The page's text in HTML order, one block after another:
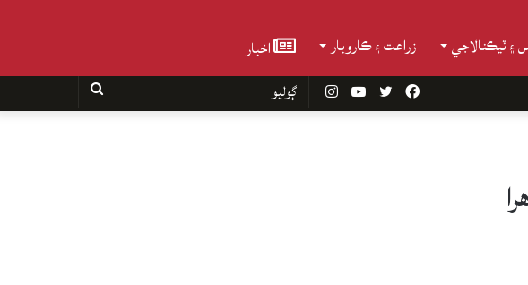
۽ ٽيڪنالاجي زراعت ۽ ڪاروبار اخبار
InstagramYouTube Twitter
Facebook